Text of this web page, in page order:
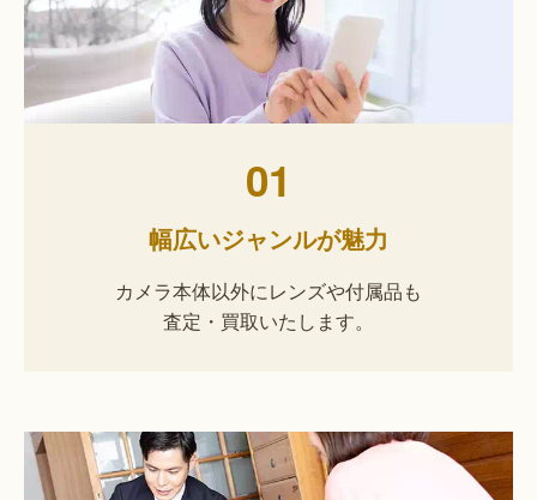
01
幅広いジャンルが魅力
カメラ本体以外にレンズや付属品も
査定・買取いたします。